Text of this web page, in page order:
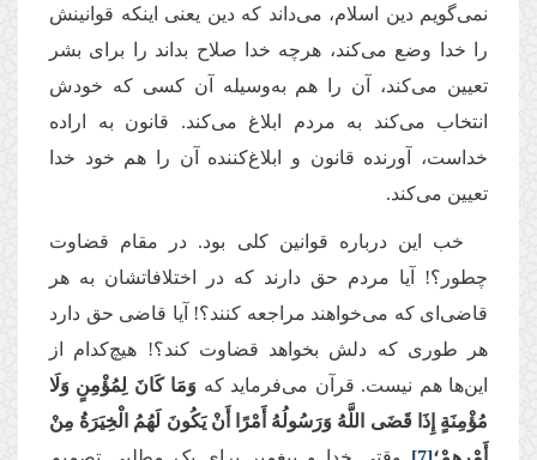
نمی‌گویم دین اسلام، می‌داند که دین یعنی اینکه قوانینش
را خدا وضع می‌کند، هرچه خدا صلاح بداند را برای بشر
تعیین می‌کند، آن را هم به‌وسیله آن کسی که خودش
انتخاب می‌کند به مردم ابلاغ می‌کند. قانون به اراده
خداست، آورنده قانون و ابلاغ‌کننده‌ آن را هم خود خدا
تعیین می‌کند.
خب این درباره قوانین کلی بود. در مقام قضاوت
چطور؟! آیا مردم حق دارند که در اختلافاتشان به هر
قاضی‌ای که می‌خواهند مراجعه کنند؟! آیا قاضی حق دارد
هر طوری که دلش بخواهد قضاوت کند؟! هیچ‌کدام از
این‌ها هم نیست. قرآن می‌فرماید که وَمَا كَانَ لِمُؤْمِنٍ وَلَا
مُؤْمِنَةٍ إِذَا قَضَى اللَّهُ وَرَسُولُهُ أَمْرًا أَنْ يَكُونَ لَهُمُ الْخِيَرَةُ مِنْ